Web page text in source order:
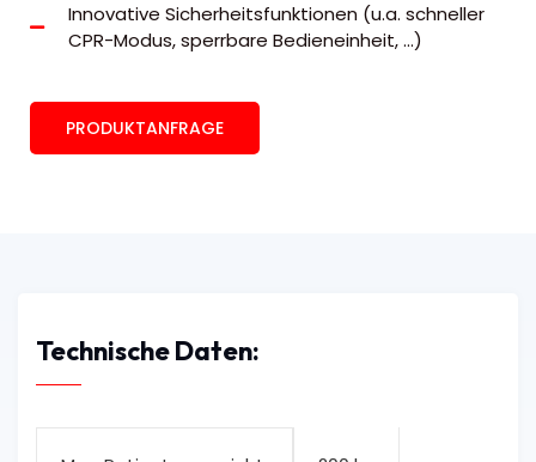
Innovative Sicherheitsfunktionen (u.a. schneller
CPR-Modus, sperrbare Bedieneinheit, ...)
PRODUKTANFRAGE
Technische Daten: